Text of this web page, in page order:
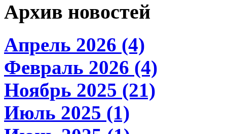
Архив новостей
Апрель 2026 (4)
Февраль 2026 (4)
Ноябрь 2025 (21)
Июль 2025 (1)